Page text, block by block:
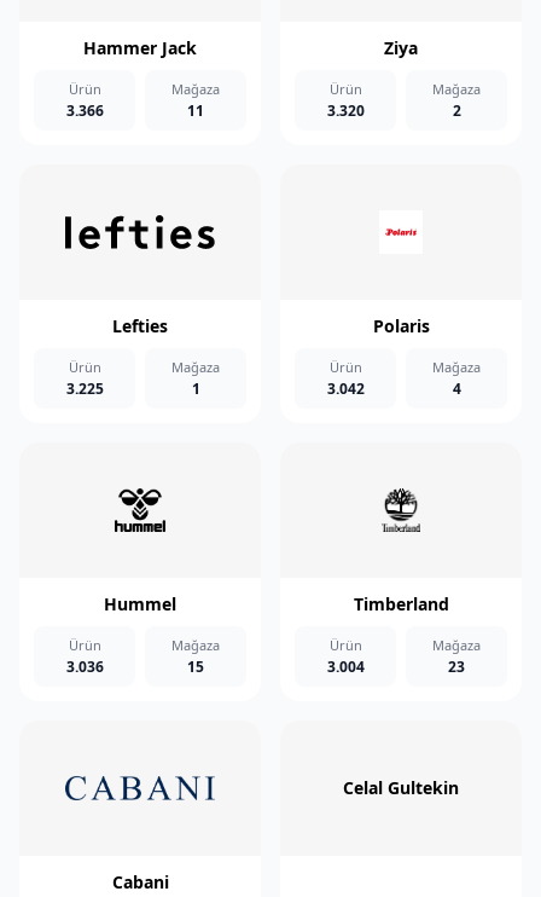
Hammer Jack
Ürün
3.366
Mağaza
11
Ziya
Ürün
3.320
Mağaza
2
Lefties
Ürün
3.225
Mağaza
1
Polaris
Ürün
3.042
Mağaza
4
Hummel
Ürün
3.036
Mağaza
15
Timberland
Ürün
3.004
Mağaza
23
Cabani
Celal Gultekin